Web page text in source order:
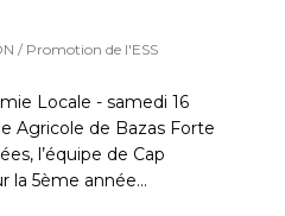
/ Promotion de l'ESS
Locale - samedi 16
Agricole de Bazas Forte
l’équipe de Cap
la 5ème année…